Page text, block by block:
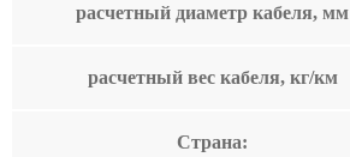
расчетный диаметр кабеля, мм
расчетный вес кабеля, кг/км
Страна: